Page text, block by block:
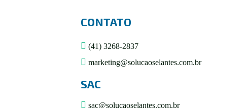
CONTATO
(41) 3268-2837
marketing@solucaoselantes.com.br
SAC
sac@solucaoselantes.com.br